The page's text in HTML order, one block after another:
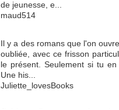
de jeunesse, e...
maud514
Il y a des romans que l'on
oubliée, avec ce frisson
le présent. Seulement si tu
Une his...
Juliette_lovesBooks